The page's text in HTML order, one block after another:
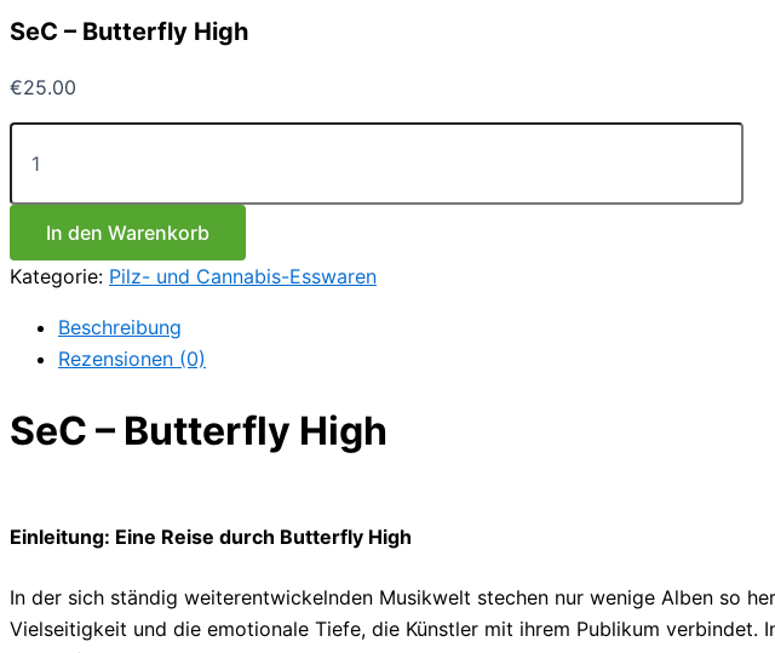
SeC – Butterfly High
€25.00
SeC
High
MengeIn den Warenkorb
Kategorie: Pilz- und Cannabis-Esswaren
Beschreibung
Rezensionen (0)
SeC – Butterfly High
Einleitung: Eine Reise durch Butterfly High
In der sich ständig weiterentwickelnden Musikwelt stechen nur wenige Alben so
Vielseitigkeit und die emotionale Tiefe, die Künstler mit ihrem Publikum